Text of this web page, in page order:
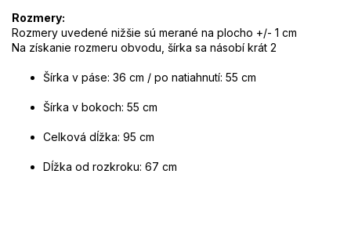
Rozmery:
Rozmery uvedené nižšie sú merané na plocho +/- 1 cm
Na získanie rozmeru obvodu, šírka sa násobí krát 2
Šírka v páse: 36 cm / po natiahnutí: 55 cm
Šírka v bokoch: 55 cm
Celková dĺžka: 95 cm
Dĺžka od rozkroku: 67 cm